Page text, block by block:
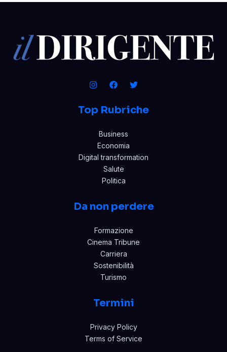
Top Rubriche
Business
Economia
Digital transformation
Salute
Politica
Da non perdere
Formazione
Cinema Tribune
Carriera
Sostenibilità
Turismo
Termini
Privacy Policy
Terms of Service